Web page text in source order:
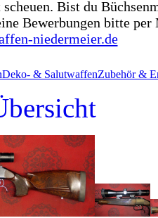
Bist du
Bewerbungen bitte
niedermeier.de
Deko- & SalutwaffenZubehör &